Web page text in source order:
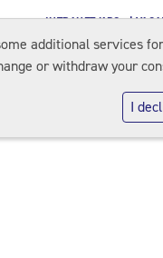
INTRANET KPO |
additional services for
or withdraw your
I